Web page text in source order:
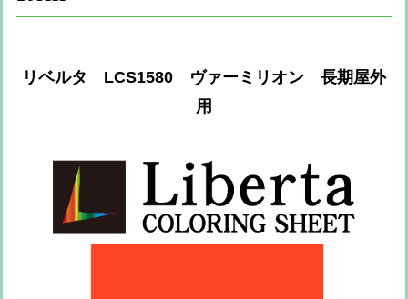
リベルタ LCS1580 ヴァーミリオン 長期屋外
用